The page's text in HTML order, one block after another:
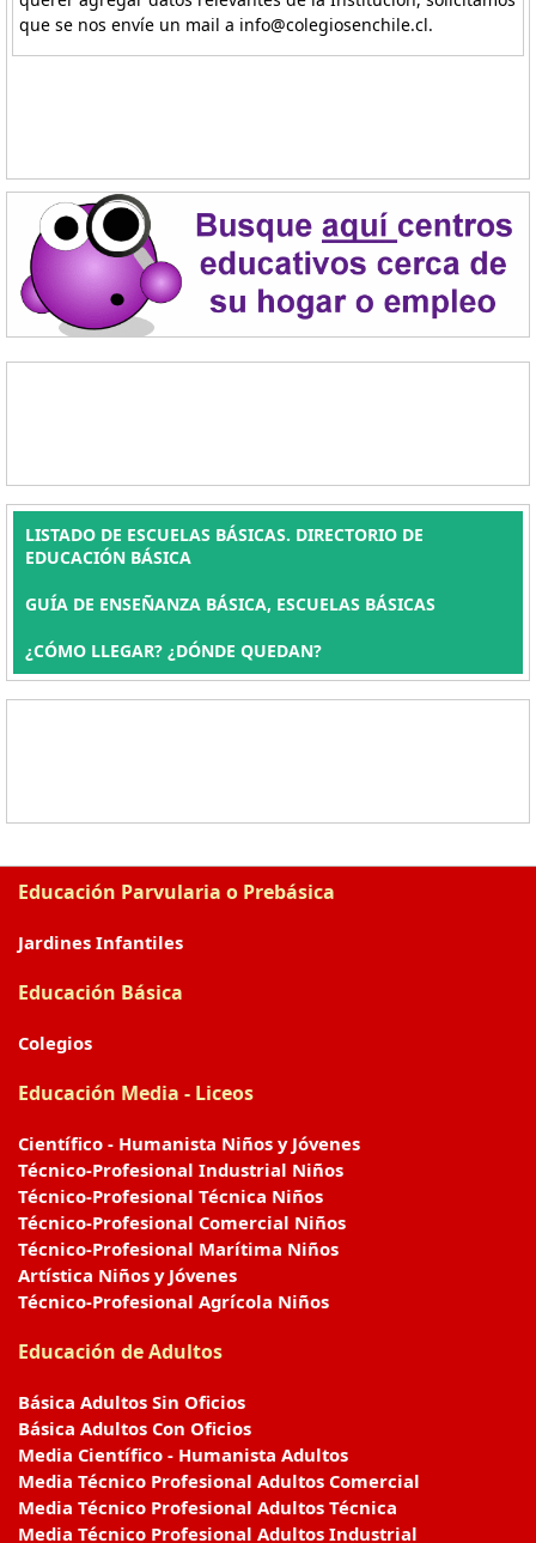
que se nos envíe un mail a info@colegiosenchile.cl.
LISTADO DE ESCUELAS BÁSICAS. DIRECTORIO DE
EDUCACIÓN BÁSICA
GUÍA DE ENSEÑANZA BÁSICA, ESCUELAS BÁSICAS
¿CÓMO LLEGAR? ¿DÓNDE QUEDAN?
Educación Parvularia o Prebásica
Jardines Infantiles
Educación Básica
Colegios
Educación Media - Liceos
Científico - Humanista Niños y Jóvenes
Técnico-Profesional Industrial Niños
Técnico-Profesional Técnica Niños
Técnico-Profesional Comercial Niños
Técnico-Profesional Marítima Niños
Artística Niños y Jóvenes
Técnico-Profesional Agrícola Niños
Educación de Adultos
Básica Adultos Sin Oficios
Básica Adultos Con Oficios
Media Científico - Humanista Adultos
Media Técnico Profesional Adultos Comercial
Media Técnico Profesional Adultos Técnica
Media Técnico Profesional Adultos Industrial